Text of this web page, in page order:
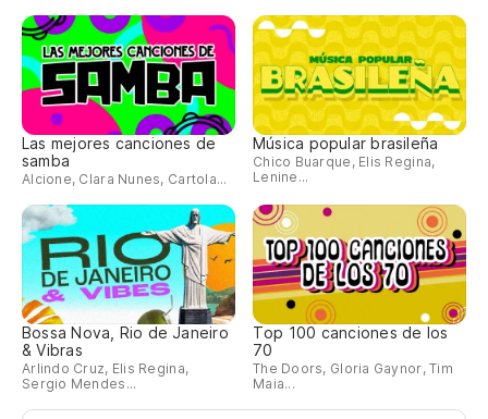
Las mejores canciones de
samba
Alcione, Clara Nunes, Cartola...
Música popular brasileña
Chico Buarque, Elis Regina,
Lenine...
Bossa Nova, Rio de Janeiro
& Vibras
Arlindo Cruz, Elis Regina,
Sergio Mendes...
Top 100 canciones de los
70
The Doors, Gloria Gaynor, Tim
Maia...